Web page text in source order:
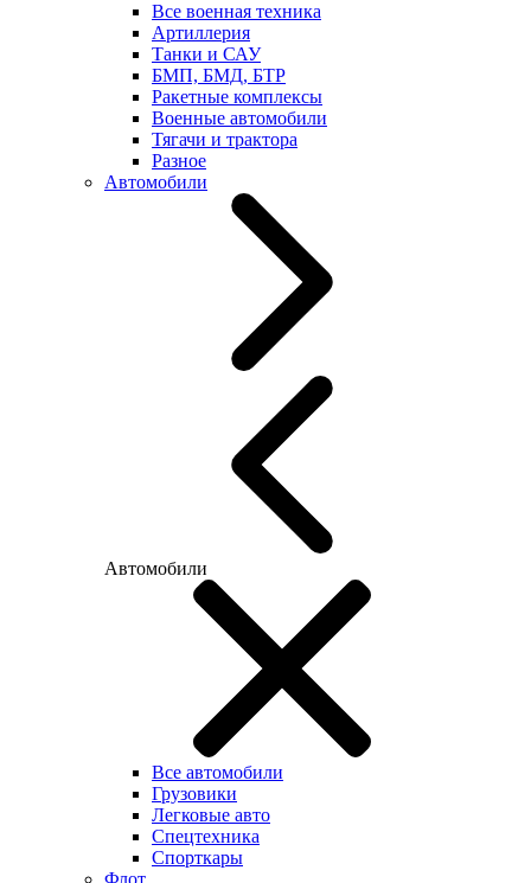
Все военная техника
Артиллерия
Танки и САУ
БМП, БМД, БТР
Ракетные комплексы
Военные автомобили
Тягачи и трактора
Разное
Автомобили
Автомобили
Все автомобили
Грузовики
Легковые авто
Спецтехника
Спорткары
Флот